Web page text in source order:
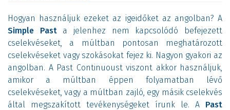
Hogyan használjuk ezeket az igeidőket az angolban? A
Simple Pasta jelenhez nem kapcsolódó befejezett
cselekvéseket, a múltban pontosan meghatározott
cselekvéseket vagy szokásokat fejez ki. Nagyon gyakori az
angolban. A Past Continuoust viszont akkor használjuk,
amikor a múltban éppen folyamatban lévő
cselekvéseket, vagy a múltban zajló, egy másik cselekvés
által megszakított tevékenységeket írunk le. A Past